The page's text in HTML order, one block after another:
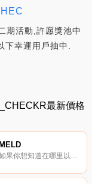
期活動,許愿獎池中
幸運用戶抽中.
最新價格